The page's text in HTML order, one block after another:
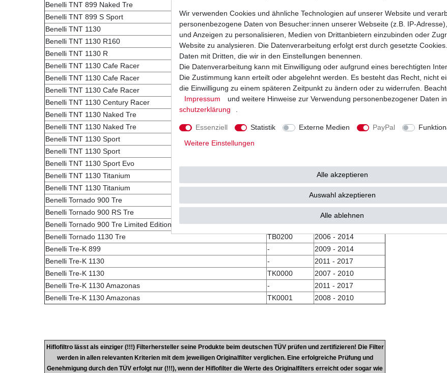
Benelli TNT 899 Naked Tre
Benelli TNT 899 S Sport
TN0200
2008 - 2015
Benelli TNT 1130
TN
2005
Benelli TNT 1130 R160
TN0003
2011 - 2012
Benelli TNT 1130 R
TN0005
2013 - 2017
Benelli TNT 1130 Cafe Racer
-
2008 - 2012
Benelli TNT 1130 Cafe Racer
TN0001
2005 - 2007
Benelli TNT 1130 Cafe Racer
TN0002
2010
Benelli TNT 1130 Century Racer
TN0002
2011 - 2012
Benelli TNT 1130 Naked Tre
Benelli TNT 1130 Naked Tre
TN0000
2006 - 2007
Benelli TNT 1130 Sport
Benelli TNT 1130 Sport
Benelli TNT 1130 Sport Evo
Benelli TNT 1130 Titanium
2005 - 2007
Benelli TNT 1130 Titanium
TN0002
2008 - 2010
Benelli Tornado 900 Tre
2003 - 2006
Benelli Tornado 900 RS Tre
2004 - 2006
Benelli Tornado 900 Tre Limited Edition
B3
2002 - 2003
Benelli Tornado 1130 Tre
TB0200
2006 - 2014
Benelli Tre-K 899
-
2009 - 2014
Benelli Tre-K 1130
-
2011 - 2017
Benelli Tre-K 1130
TK0000
2007 - 2010
Benelli Tre-K 1130 Amazonas
-
2011 - 2017
Benelli Tre-K 1130 Amazonas
TK0001 2008 - 2010
Hiflofiltro lässt als einziger (!!!) Filterhersteller seine Produkte beim deutschen TÜV prüfen und zertifizieren! Die Filter
werden in allen relevanten Kriterien mit dem jeweiligen Originalfilter verglichen. Eine erfolgreiche Prüfung und
Genehmigung durch den TÜV erfolgt nur (!!!), wenn der Hiflofilter die Werte des Originalfilters erreicht oder sogar wie
Wir verwenden Cookies und ähnliche Technologien auf unserer Website und
personenbezogene Daten von Besucher:innen unserer Webseite (z.B. IP-
und Anzeigen zu personalisieren, Medien von Drittanbietern einzubinden oder
Website zu analysieren. Die Datenverarbeitung erfolgt erst durch gesetzte
Daten mit Dritten, die wir in den Einstellungen benennen.
Die Datenverarbeitung kann mit Einwilligung oder aufgrund eines berechtigten
Die Zustimmung kann erteilt oder abgelehnt werden. Es besteht das Recht, nicht
die Einwilligung zu einem späteren Zeitpunkt zu ändern oder zu widerrufen.
Impressum
und weitere Hinweise zur Verwendung personenbezogener Daten
schutz­erklärung
Essenziell Statistik Externe Medien PayPal
Weitere Einstellungen
Alle akzeptieren
Auswahl akzeptieren
Alle ablehnen